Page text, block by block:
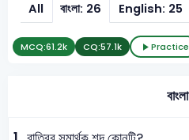
All বাংলা: 26 English: 25
MCQ:61.2k CQ:57.1k Practice
বাংলা